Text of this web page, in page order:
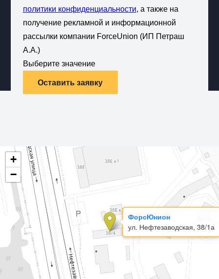
политики конфиденциальности, а также на
получение рекламной и информационной
рассылки компании ForceUnion (ИП Петраш
А.А.)
Выберите значение
Оставить заявку
ФорсЮнион
ул. Нефтезаводская, 38/1а
+
−